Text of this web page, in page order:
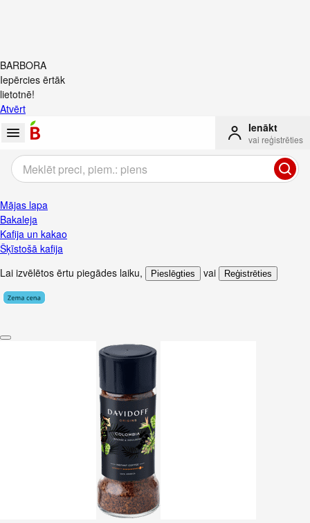
BARBORA
Iepērcies ērtāk
lietotnē!
Atvērt
Ienākt
vai reģistrēties
Mājas lapa
Bakaleja
Kafija un kakao
Šķīstošā kafija
Lai izvēlētos ērtu piegādes laiku, Pieslēgties vai Reģistrēties